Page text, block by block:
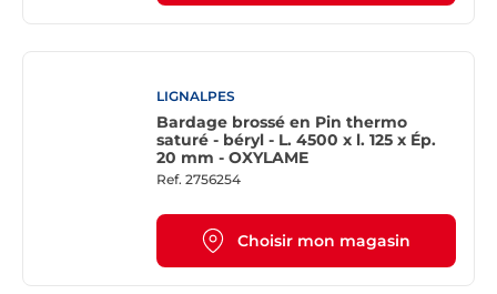
LIGNALPES
Bardage brossé en Pin thermo
saturé - béryl - L. 4500 x l. 125 x Ép.
20 mm - OXYLAME
Ref. 2756254
Choisir mon magasin